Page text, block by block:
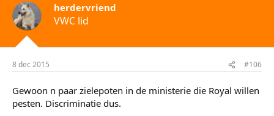
herdervriend
VWC lid
8 dec 2015 #106
Gewoon n paar zielepoten in de ministerie die Royal willen
pesten. Discriminatie dus.